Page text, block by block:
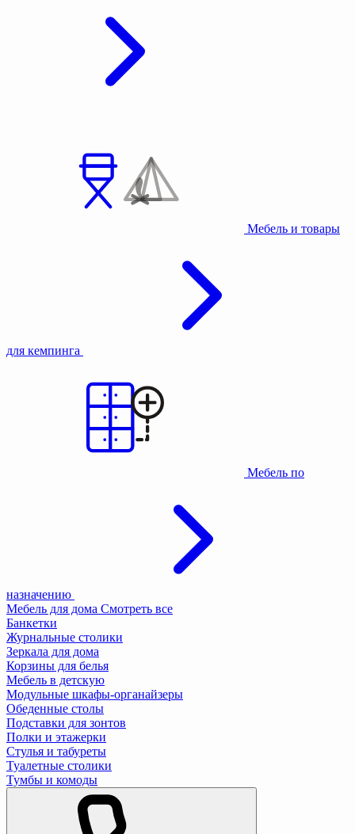
Мебель и товары
для кемпинга
Мебель по
назначению
Мебель для дома Смотреть все
Банкетки
Журнальные столики
Зеркала для дома
Корзины для белья
Мебель в детскую
Модульные шкафы-органайзеры
Обеденные столы
Подставки для зонтов
Полки и этажерки
Стулья и табуреты
Туалетные столики
Тумбы и комоды